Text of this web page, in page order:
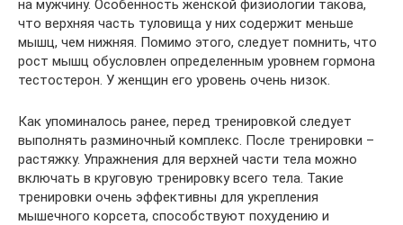
на мужчину. Особенность женской физиологии такова,
что верхняя часть туловища у них содержит меньше
мышц, чем нижняя. Помимо этого, следует помнить, что
рост мышц обусловлен определенным уровнем гормона
тестостерон. У женщин его уровень очень низок.
Как упоминалось ранее, перед тренировкой следует
выполнять разминочный комплекс. После тренировки –
растяжку. Упражнения для верхней части тела можно
включать в круговую тренировку всего тела. Такие
тренировки очень эффективны для укрепления
мышечного корсета, способствуют похудению и